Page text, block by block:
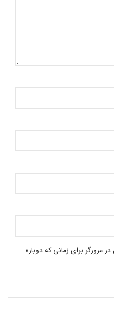
مرورگر برای زمانی که دوباره